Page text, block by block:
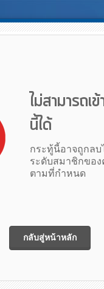
ไม่สามารถเ
นี้ได้
กระทู้นี้อาจถูกลบ
ระดับสมาชิกขอ
ตามที่กำหนด
กลับสู่หน้าหลัก